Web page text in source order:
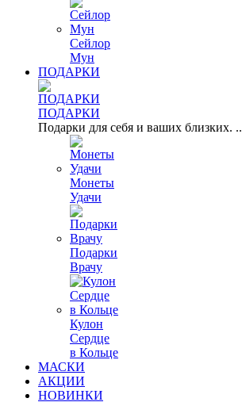
Сейлор
Мун
ПОДАРКИ
ПОДАРКИ
Подарки для себя и ваших близких. ..
Монеты
Удачи
Подарки
Врачу
Кулон
Сердце
в Кольце
МАСКИ
АКЦИИ
НОВИНКИ